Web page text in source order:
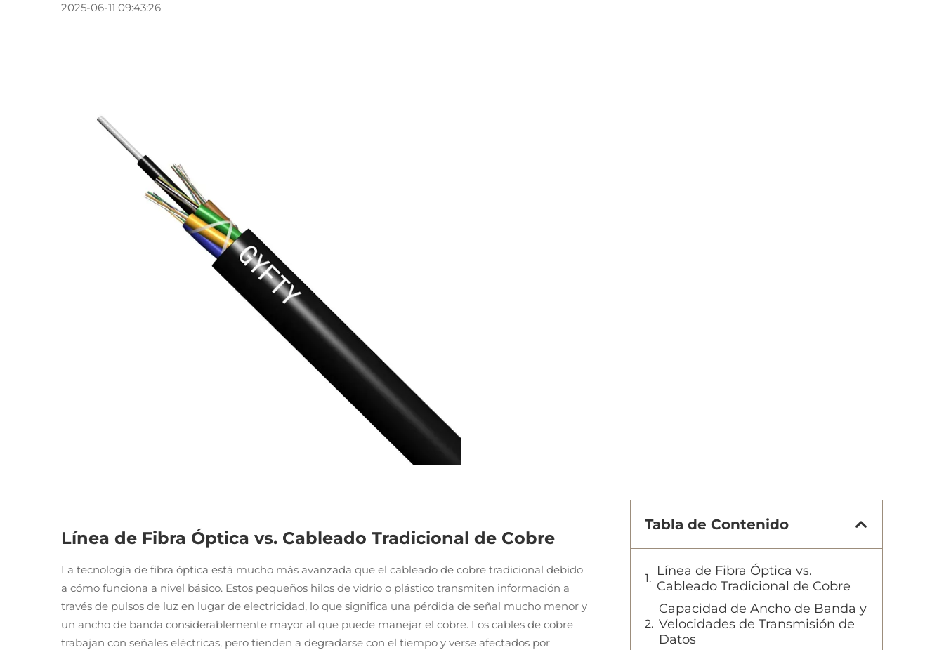
2025-06-11 09:43:26
Línea de Fibra Óptica vs. Cableado Tradicional de Cobre
La tecnología de fibra óptica está mucho más avanzada que el cableado de cobre tradicional debido
a cómo funciona a nivel básico. Estos pequeños hilos de vidrio o plástico transmiten información a
través de pulsos de luz en lugar de electricidad, lo que significa una pérdida de señal mucho menor y
un ancho de banda considerablemente mayor al que puede manejar el cobre. Los cables de cobre
trabajan con señales eléctricas, pero tienden a degradarse con el tiempo y verse afectados por
Tabla de Contenido
Línea de Fibra Óptica vs.
Cableado Tradicional de Cobre
Capacidad de Ancho de Banda y
Velocidades de Transmisión de
Datos